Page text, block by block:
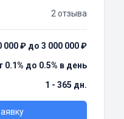
2 отзыва
000 ₽ до 3 000 000 ₽
0.1% до 0.5% в день
1 - 365 дн.